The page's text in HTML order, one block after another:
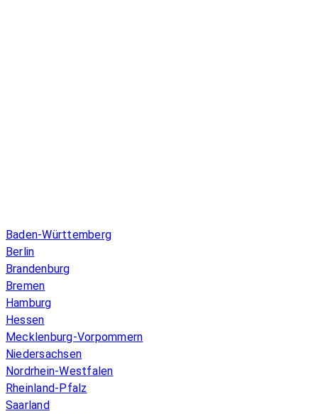
Baden-Württemberg
Berlin
Brandenburg
Bremen
Hamburg
Hessen
Mecklenburg-Vorpommern
Niedersachsen
Nordrhein-Westfalen
Rheinland-Pfalz
Saarland